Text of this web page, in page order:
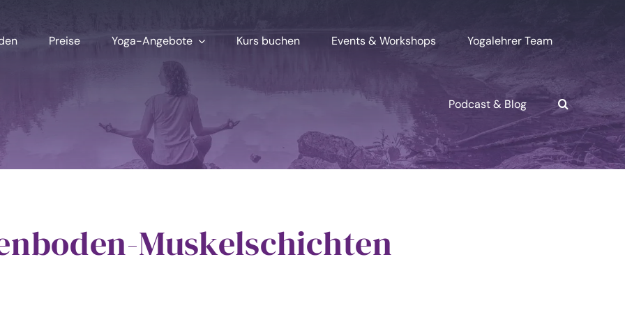
Preise Yoga-Angebote Kurs buchen Events & Workshops Yogalehrer Team
Podcast & Blog
Muskelschichten